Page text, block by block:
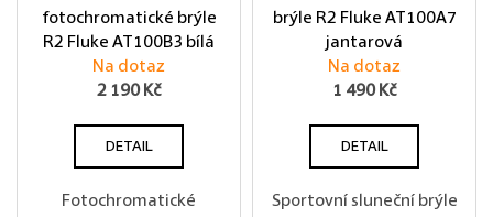
fotochromatické brýle
R2 Fluke AT100B3 bílá
Na dotaz
2 190 Kč
DETAIL
Fotochromatické
brýle R2 Fluke AT100A7
jantarová
Na dotaz
1 490 Kč
DETAIL
Sportovní sluneční brýle